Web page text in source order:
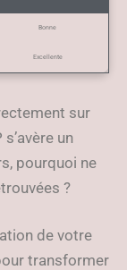
Bonne
Excellente
sur
un
pourquoi ne
?
de votre
transformer